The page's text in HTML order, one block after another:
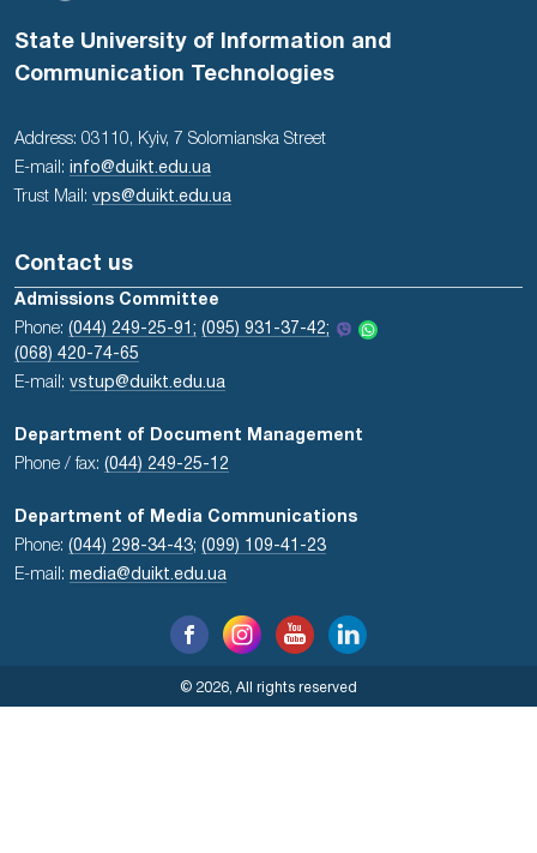
State University of Information and
Communication Technologies
Address: 03110, Kyiv, 7 Solomianska Street
E-mail:
info@duikt.edu.ua
Trust Mail: vps@duikt.edu.ua
Contact us
Admissions Committee
Phone: (044) 249-25-91; (095) 931-37-42;
(068) 420-74-65
E-mail: vstup@duikt.edu.ua
Department of Document Management
Phone / fax: (044) 249-25-12
Department of Media Communications
Phone: (044) 298-34-43; (099) 109-41-23
E-mail: media@duikt.edu.ua
© 2026, All rights reserved